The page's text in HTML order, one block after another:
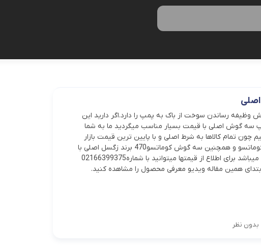
رساندن سوخت از باک به پمپ را دارد.اگر دارید این
سه گوش اصلی با قیمت بسیار مناسب میگردید ما به شما
چون تمام کالاها به شرط اصلی و با پایین ترین قیمت بازار
توزیع میشود.انواع پمپ سه گوش کوماتسو و همچنین سه گوش کوماتسو470 برند زگسل اصلی با
پایینترین قیمت در فروشگاه موجود میباشد برای اطلاع از قیمتها میتوانید با شماره02166399375
همین مقاله ویدیو معرفی محصول را مشاهده کنید.
بدون نظر